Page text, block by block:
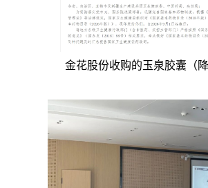
金花股份收购的玉泉胶囊（